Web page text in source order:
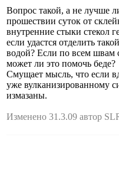
Вопрос такой, а не лучше
прошествии суток от
внутренние стыки стекол
если удастся отделить
водой? Если по всем швам
может ли это помочь беде?
Смущает мысль, что если
уже вулканизированному
измазаны.
Изменено 31.3.09 автор